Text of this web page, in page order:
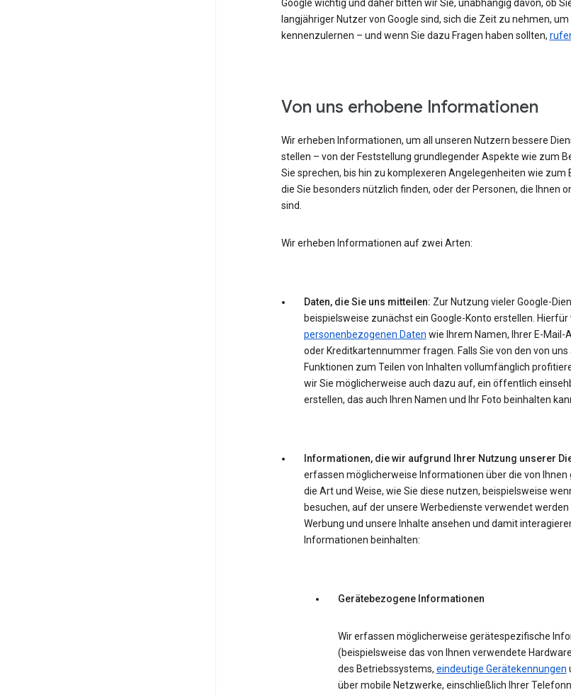
Google wichtig und daher bitten wir Sie, unabhängig davon, ob
langjähriger Nutzer von Google sind, sich die Zeit zu nehmen,
kennenzulernen – und wenn Sie dazu Fragen haben sollten,
Von uns erhobene Informationen
Wir erheben Informationen, um all unseren Nutzern bessere
stellen – von der Feststellung grundlegender Aspekte wie zum
Sie sprechen, bis hin zu komplexeren Angelegenheiten wie zum
die Sie besonders nützlich finden, oder der Personen, die Ihnen
sind.
Wir erheben Informationen auf zwei Arten:
Daten, die Sie uns mitteilen: Zur Nutzung vieler Google-
beispielsweise zunächst ein Google-Konto erstellen.
personenbezogenen Daten wie Ihrem Namen, Ihrer E-Mail-
oder Kreditkartennummer fragen. Falls Sie von den von
Funktionen zum Teilen von Inhalten vollumfänglich
wir Sie möglicherweise auch dazu auf, ein öffentlich
erstellen, das auch Ihren Namen und Ihr Foto beinhalten
Informationen, die wir aufgrund Ihrer Nutzung unserer
erfassen möglicherweise Informationen über die von Ihnen
die Art und Weise, wie Sie diese nutzen, beispielsweise
besuchen, auf der unsere Werbedienste verwendet
Werbung und unsere Inhalte ansehen und damit
Informationen beinhalten:
Gerätebezogene Informationen
Wir erfassen möglicherweise gerätespezifische
(beispielsweise das von Ihnen verwendete
des Betriebssystems, eindeutige Gerätekennungen
über mobile Netzwerke, einschließlich Ihrer